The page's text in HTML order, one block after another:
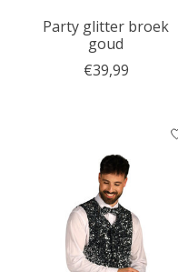
Party glitter broek
goud
€39,99